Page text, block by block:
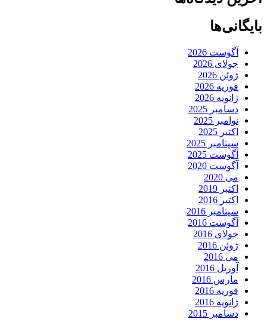
بایگانی‌ها
آگوست 2026
جولای 2026
ژوئن 2026
فوریه 2026
ژانویه 2026
دسامبر 2025
نوامبر 2025
اکتبر 2025
سپتامبر 2025
آگوست 2025
آگوست 2020
می 2020
اکتبر 2019
اکتبر 2016
سپتامبر 2016
آگوست 2016
جولای 2016
ژوئن 2016
می 2016
آوریل 2016
مارس 2016
فوریه 2016
ژانویه 2016
دسامبر 2015